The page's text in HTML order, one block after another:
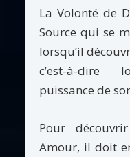
La Volonté de
Source qui se
lorsqu’il
c’est-à-dire
puissance de
Pour
Amour, il doit